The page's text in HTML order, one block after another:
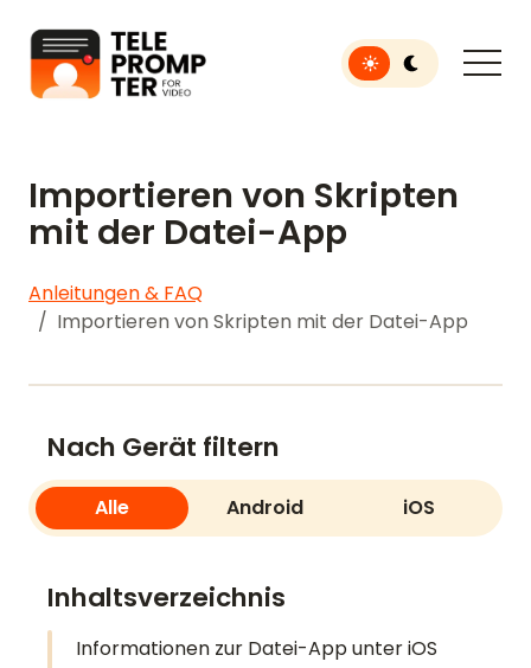
Teleprompter für Videos
Toggle light or dark
Importieren von Skripten
mit der Datei-App
Anleitungen & FAQ
Importieren von Skripten mit der Datei-App
Nach Gerät filtern
Alle Android iOS
Inhaltsverzeichnis
Informationen zur Datei-App unter iOS